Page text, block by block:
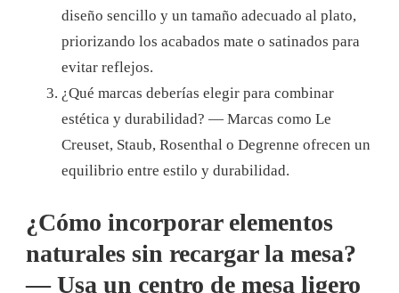
diseño sencillo y un tamaño adecuado al plato,
priorizando los acabados mate o satinados para
evitar reflejos.
¿Qué marcas deberías elegir para combinar
estética y durabilidad? — Marcas como Le
Creuset, Staub, Rosenthal o Degrenne ofrecen un
equilibrio entre estilo y durabilidad.
¿Cómo incorporar elementos
naturales sin recargar la mesa?
— Usa un centro de mesa ligero